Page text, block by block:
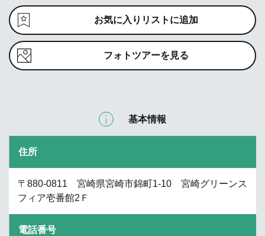
お気に入りリストに追加
フォトツアーを見る
基本情報
住所
〒880-0811 宮崎県宮崎市錦町1-10 宮崎グリーンス
フィア壱番館2Ｆ
電話番号